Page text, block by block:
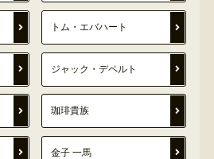
トム・エバハート
ジャック・デペルト
珈琲貴族
金子 一馬